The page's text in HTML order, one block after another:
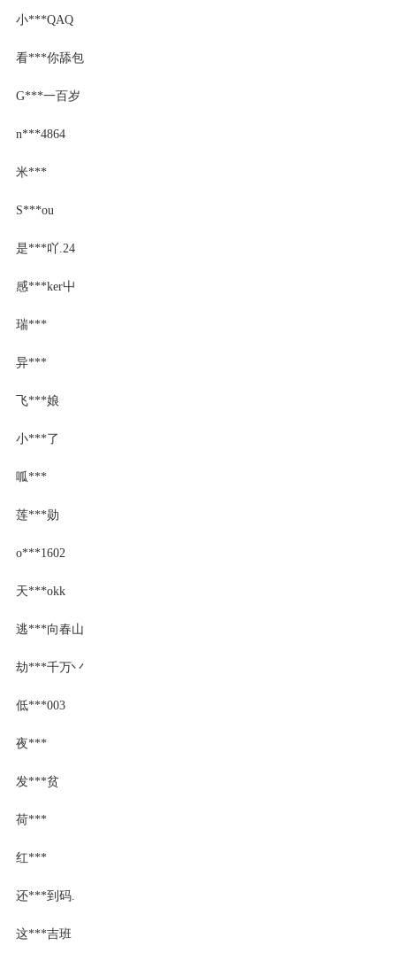
小***QAQ
看***你舔包
G***一百岁
n***4864
米***
S***ou
是***吖.24
感***ker屮
瑞***
异***
飞***娘
小***了
呱***
莲***勋
o***1602
天***okk
逃***向春山
劫***千万丷
低***003
夜***
发***贫
荷***
红***
还***到码.
这***吉班